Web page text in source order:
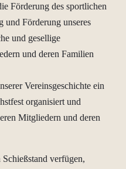
Förderung des sportlichen
und Förderung unseres
und gesellige
und deren Familien
Vereinsgeschichte ein
organisiert und
Mitgliedern und deren
verfügen,